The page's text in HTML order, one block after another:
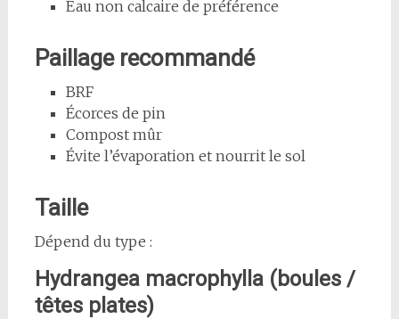
Eau non calcaire de préférence
Paillage recommandé
BRF
Écorces de pin
Compost mûr
Évite l’évaporation et nourrit le sol
Taille
Dépend du type :
Hydrangea macrophylla (boules /
têtes plates)